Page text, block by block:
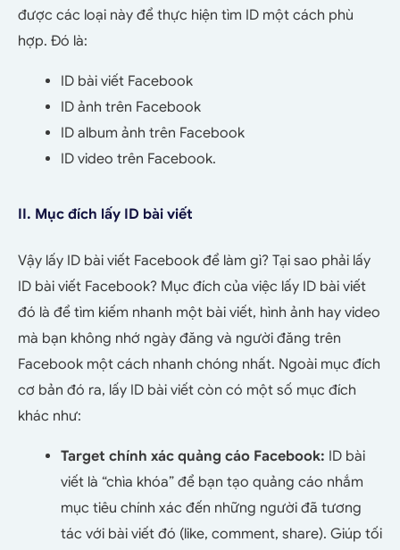
được các loại này để thực hiện tìm ID một cách phù
hợp. Đó là:
ID bài viết Facebook
ID ảnh trên Facebook
ID album ảnh trên Facebook
ID video trên Facebook.
II. Mục đích lấy ID bài viết
Vậy lấy ID bài viết Facebook để làm gì? Tại sao phải lấy
ID bài viết Facebook? Mục đích của việc lấy ID bài viết
đó là để tìm kiếm nhanh một bài viết, hình ảnh hay video
mà bạn không nhớ ngày đăng và người đăng trên
Facebook một cách nhanh chóng nhất. Ngoài mục đích
cơ bản đó ra, lấy ID bài viết còn có một số mục đích
khác như:
Target chính xác quảng cáo Facebook: ID bài
viết là “chìa khóa” để bạn tạo quảng cáo nhắm
mục tiêu chính xác đến những người đã tương
tác với bài viết đó (like, comment, share). Giúp tối